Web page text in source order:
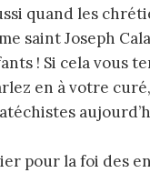
quand les
saint Joseph
! Si cela vous
en à votre
pour la foi des